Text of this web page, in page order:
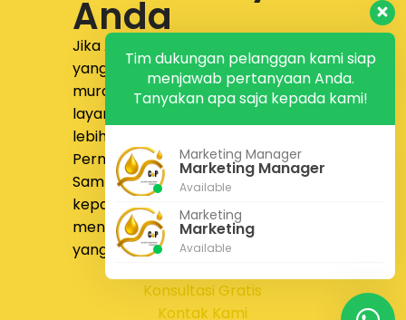
Anda
Jika Anda sedang mencari supplier
yang menyediakanjual pipa fitting
murah dengan produk lengkap,
layanan responsif, dan proses yang
lebih nyaman,
Permatasiap membantu.
Sampaikan kebutuhan proyek Anda
kepada tim kami untuk
mendapatkan solusi pengadaan
yang lebih tepat dan efisien.
Konsultasi Gratis
Kontak Kami
Tim dukungan pelanggan kami siap
menjawab pertanyaan Anda.
Tanyakan apa saja kepada kami!
Marketing Manager
Marketing Manager
Available
Marketing
Marketing
Available